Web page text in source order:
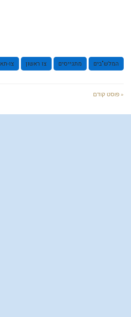
המלש"בים מתגייסים צו ראשון צו-תא
« פוסט קודם